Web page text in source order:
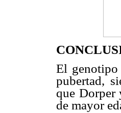
El
pubertad,
que Dorper
de mayor